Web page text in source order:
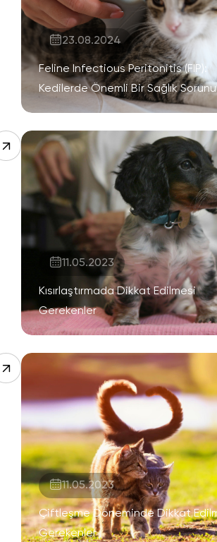
23.08.2024
Feline Infectious Peritonitis (FIP):
Kedilerde Önemli Bir Sağlık Sorunu
11.05.2023
Kısırlaştırmada Dikkat Edilmesi
Gerekenler
11.05.2023
Çiftleşme Döneminde Dikkat
Gerekenler